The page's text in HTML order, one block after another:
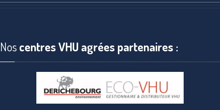
Noscentres VHU agrées partenaires :